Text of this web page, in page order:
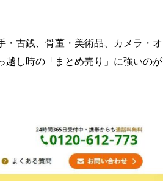
・古銭、骨董・美術品、カメラ・オ
越し時の「まとめ売り」に強いのが